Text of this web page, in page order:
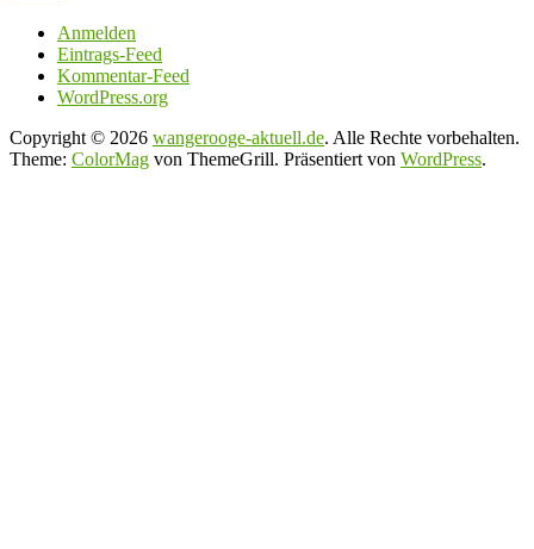
Anmelden
Eintrags-Feed
Kommentar-Feed
WordPress.org
Copyright © 2026 wangerooge-aktuell.de. Alle Rechte vorbehalten.
Theme: ColorMag von ThemeGrill. Präsentiert von WordPress.